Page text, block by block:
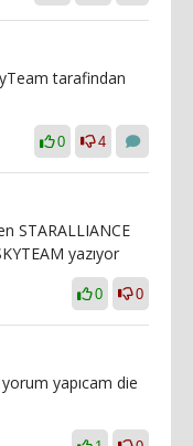
tarafindan
0 4
STARALLIANCE
yazıyor
0 0
yapıcam die